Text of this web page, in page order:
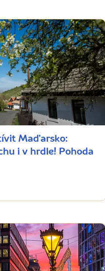
Maďarsko:
i v hrdle! Pohoda